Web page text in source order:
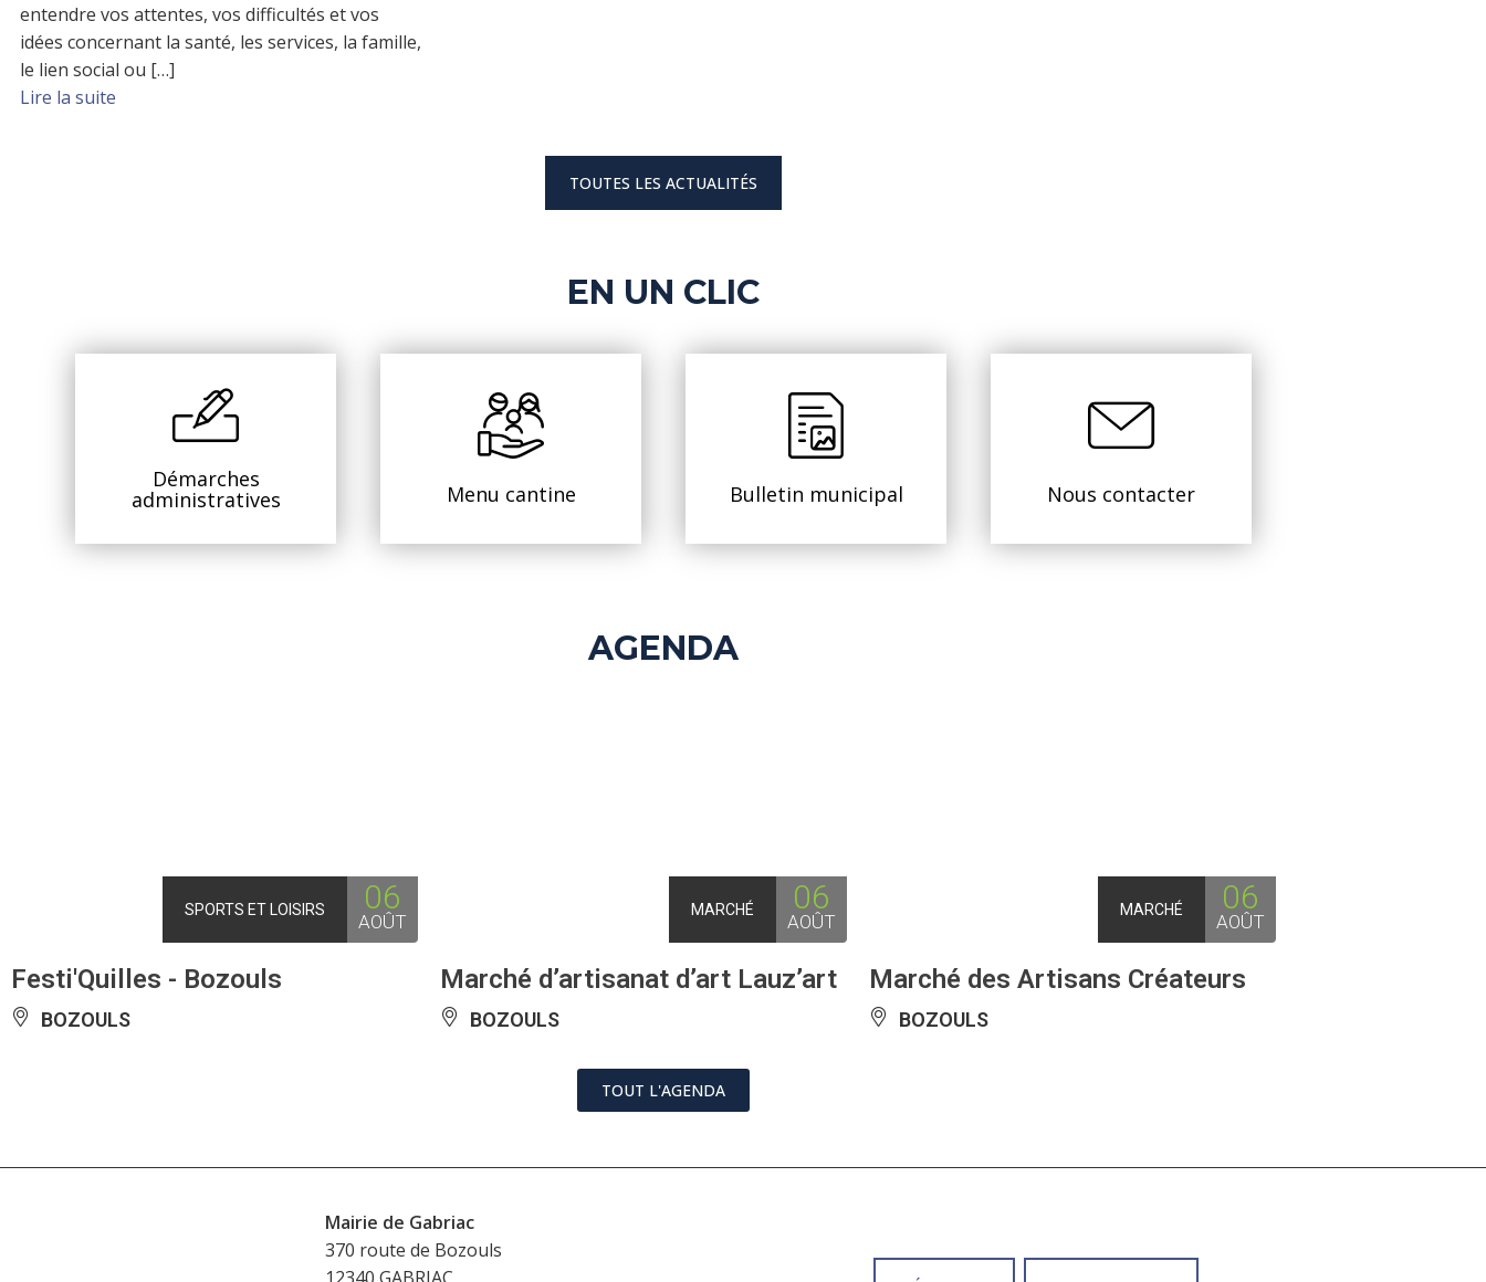
entendre vos attentes, vos difficultés et vos
idées concernant la santé, les services, la famille,
le lien social ou […]
Lire la suite
TOUTES LES ACTUALITÉS
EN UN CLIC
Démarches
administratives Menu cantine Bulletin municipal Nous contacter
AGENDA
SPORTS ET LOISIRS 06
AOÛT
Festi'Quilles - Bozouls
BOZOULS
MARCHÉ 06
AOÛT
Marché d’artisanat d’art Lauz’art
BOZOULS
MARCHÉ 06
AOÛT
Marché des Artisans Créateurs
BOZOULS
TOUT L'AGENDA
Mairie de Gabriac
370 route de Bozouls